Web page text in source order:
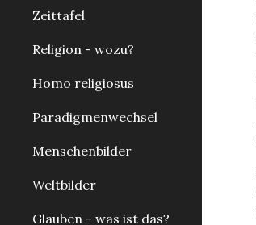
Zeittafel
Religion - wozu?
Homo religiosus
Paradigmenwechsel
Menschenbilder
Weltbilder
Glauben - was ist das?